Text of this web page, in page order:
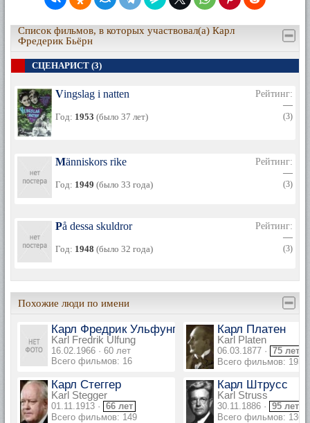
Список фильмов, в которых участвовал(а) Карл
Фредерик Бьёрн
СЦЕНАРИСТ (3)
Vingslag i natten
Год: 1953 (было 37 лет)
Рейтинг:
—
(3)
Människors rike
Год: 1949 (было 33 года)
Рейтинг:
—
(3)
På dessa skuldror
Год: 1948 (было 32 года)
Рейтинг:
—
(3)
Похожие люди по имени
Карл Фредрик Ульфунг
Karl Fredrik Ulfung
16.02.1966 · 60 лет
Всего фильмов: 16
Карл Платен
Karl Platen
06.03.1877 · 75 лет
Всего фильмов: 193
Карл Стеггер
Karl Stegger
01.11.1913 · 66 лет
Всего фильмов: 149
Карл Штрусс
Karl Struss
30.11.1886 · 95 лет
Всего фильмов: 136